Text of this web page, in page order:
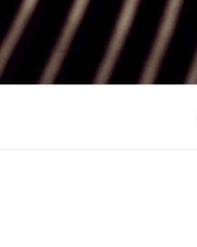
Pular
para
o
conteúdo